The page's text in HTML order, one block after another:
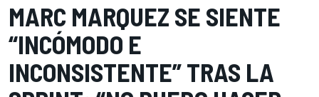
MARC MARQUEZ SE SIENTE
“INCÓMODO E
INCONSISTENTE” TRAS LA